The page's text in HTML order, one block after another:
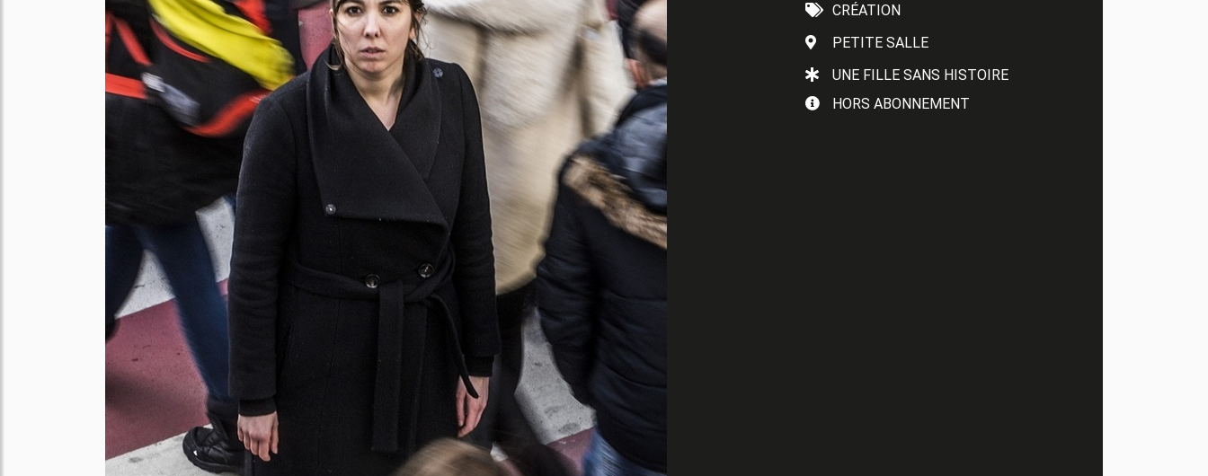
CRÉATION
PETITE SALLE
UNE FILLE SANS HISTOIRE
HORS ABONNEMENT